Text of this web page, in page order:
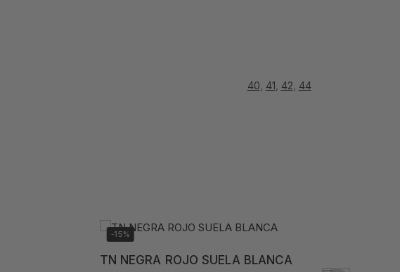
40 41 42 44
-15%
TN NEGRA ROJO SUELA BLANCA